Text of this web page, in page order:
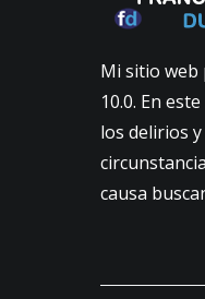
Mi sitio web
10.0. En
los delirios
causa